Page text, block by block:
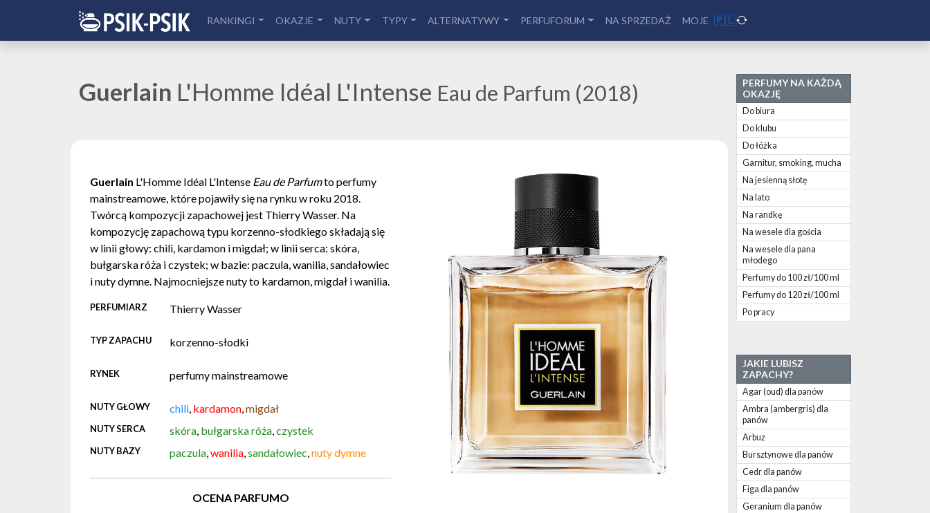
RANKINGI OKAZJE NUTY TYPY ALTERNATYWY PERFUFORUM NA SPRZEDAŻ MOJE 🇵🇱
Guerlain L'Homme Idéal L'Intense Eau de Parfum (2018)
Guerlain L'Homme Idéal L'Intense Eau de Parfumto perfumy
mainstreamowe, które pojawiły się na rynku w roku 2018.
Twórcą kompozycji zapachowej jest Thierry Wasser. Na
kompozycję zapachową typu korzenno-słodkiego składają się
w linii głowy: chili, kardamon i migdał; w linii serca: skóra,
bułgarska róża i czystek; w bazie: paczula, wanilia, sandałowiec
i nuty dymne. Najmocniejsze nuty to kardamon, migdał i wanilia.
PERFUMIARZ Thierry Wasser
TYP ZAPACHU korzenno-słodki
RYNEK perfumy mainstreamowe
NUTY GŁOWY chili, kardamon,migdał
NUTY SERCA skóra, bułgarska róża,czystek
NUTY BAZY paczula,wanilia,sandałowiec,nuty dymne
OCENA PARFUMO
PERFUMY NA KAŻDĄ
OKAZJĘ
Do biura
Do klubu
Do łóżka
Garnitur, smoking, mucha
Na jesienną słotę
Na lato
Na randkę
Na wesele dla gościa
Na wesele dla pana
młodego
Perfumy do 100 zł/100 ml
Perfumy do 120 zł/100 ml
Po pracy
JAKIE LUBISZ
ZAPACHY?
Agar (oud) dla panów
Ambra (ambergris) dla
panów
Arbuz
Bursztynowe dla panów
Cedr dla panów
Figa dla panów
Geranium dla panów